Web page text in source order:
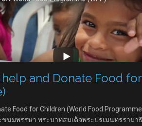
and Donate Food
Food for Children (World Food
ชนมพรรษา พระบาทสมเด็จพระปรเมนทรราม